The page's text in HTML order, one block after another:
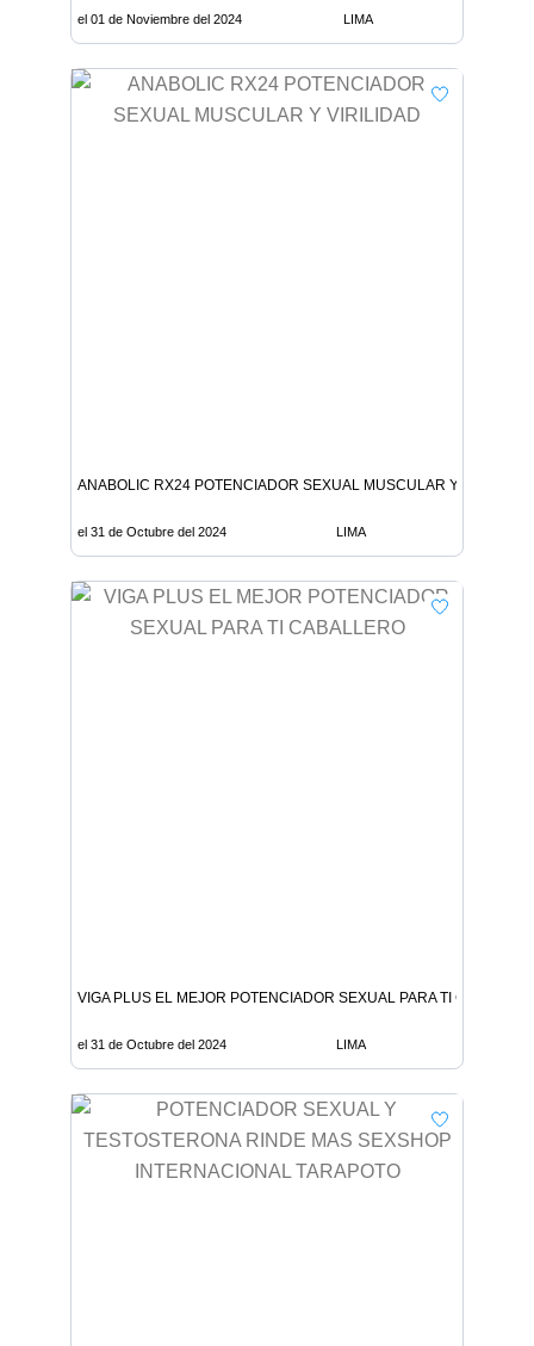
el 01 de Noviembre del 2024 LIMA
ANABOLIC RX24 POTENCIADOR SEXUAL MUSCULAR Y VIRILIDAD
el 31 de Octubre del 2024 LIMA
VIGA PLUS EL MEJOR POTENCIADOR SEXUAL PARA TI
el 31 de Octubre del 2024 LIMA